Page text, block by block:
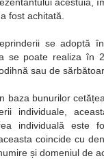
fost achitată.
se adoptă
se poate realiza
sau de
baza bunurilor
individuale,
individuală este
coincide cu
și domeniul de